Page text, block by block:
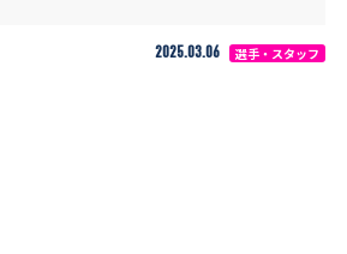
2025.03.06 選手・スタッフ